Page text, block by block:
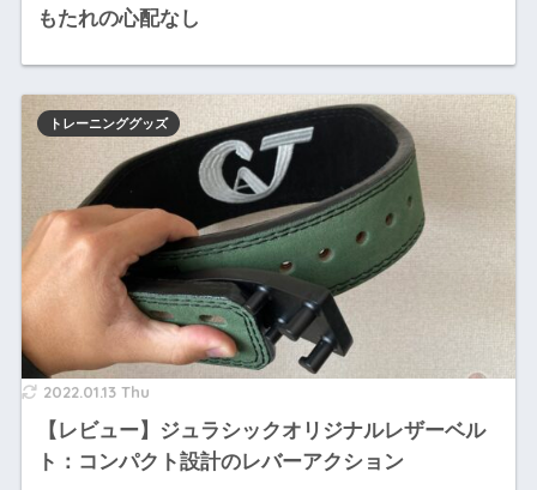
もたれの心配なし
2022.01.13 Thu
【レビュー】ジュラシックオリジナルレザーベル
ト：コンパクト設計のレバーアクション
トレーニンググッズ